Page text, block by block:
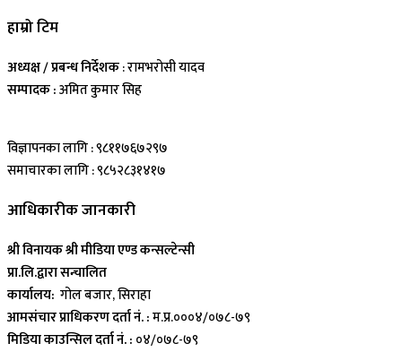
हाम्रो टिम
अध्यक्ष / प्रबन्ध निर्देशक: रामभरोसी यादव
सम्पादक :अमित कुमार सिह
विज्ञापनका लागि : ९८११७६७२९७
समाचारका लागि : ९८५२८३१४१७
आधिकारीक जानकारी
श्री विनायक श्री मीडिया एण्ड कन्सल्टेन्सी
प्रा.लि.द्वारा सन्चालित
कार्यालय: गोल बजार, सिराहा
आमसंचार प्राधिकरण दर्ता नं. :म.प्र.०००४/०७८-७९
मिडिया काउन्सिल दर्ता नं. : ०४/०७८-७९